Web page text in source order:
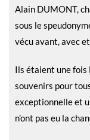
Alain DUMONT,
sous le
vécu avant, avec
Ils étaient une fois
souvenirs pour
exceptionnelle et
n’ont pas eu la